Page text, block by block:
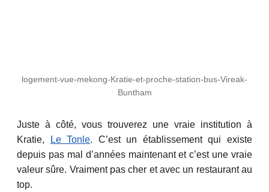
logement-vue-mekong-Kratie-et-proche-station-bus-Vireak-
Buntham
Juste à côté, vous trouverez une vraie institution à
Kratie,
Le Tonle. C’est un établissement qui existe
depuis pas mal d’années maintenant et c’est une vraie
valeur sûre. Vraiment pas cher et avec un restaurant au
top.